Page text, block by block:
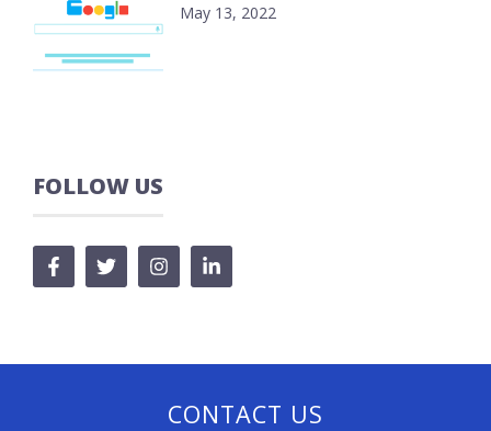
May 13, 2022
FOLLOW US
CONTACT US